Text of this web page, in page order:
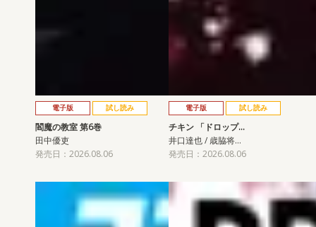
電子版 試し読み
閻魔の教室 第6巻
田中優吏
発売日：2026.08.06
電子版 試し読み
チキン 「ドロップ…
井口達也 / 歳脇将…
発売日：2026.08.06